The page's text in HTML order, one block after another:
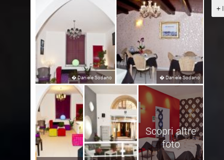
�Daniele Sodano � Daniele Sodano
Scopri altre
foto
+